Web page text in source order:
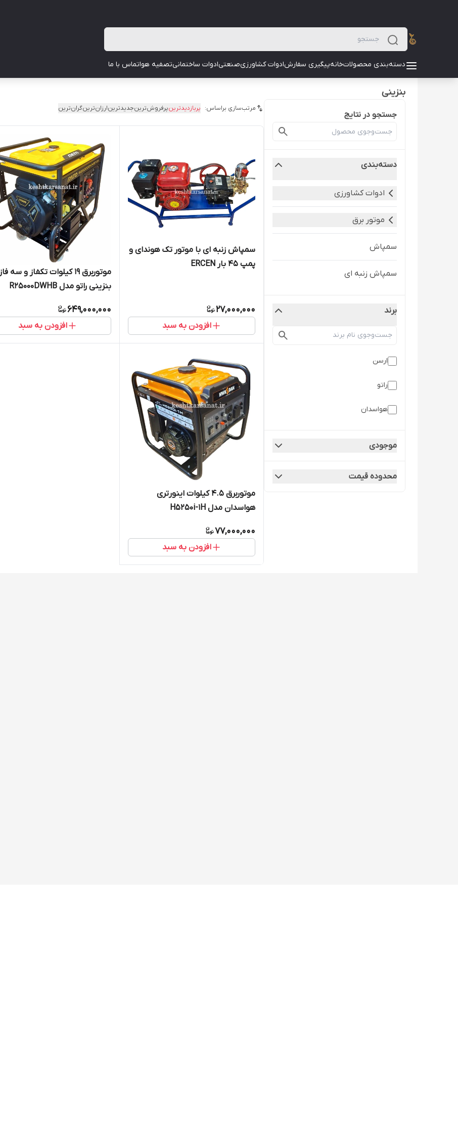
دسته‌بندی محصولاتخانهپیگیری سفارشادوات کشاورزیصنعتیادوات ساختمانیتصفیه هواتماس با ما
بنزینی
جستجو در نتایج
دسته‌بندی
ادوات کشاورزی
موتور برق
سمپاش
سمپاش زنبه ای
برند
ارسن
راتو
هواسدان
موجودی
محدوده قیمت
مرتب‌سازی براساس: پربازدیدترینپرفروش‌ترینجدیدترینارزان‌ترینگران‌ترین
سمپاش زنبه ای با موتور تک هوندای و
پمپ 45 بار ERCEN
27,000,000
افزودن به سبد
موتوربرق 19 کیلوات تکفاز و سه فاز
بنزینی راتو مدل R25000DWHB
649,000,000
افزودن به سبد
موتوربرق 4.5 کیلوات اینورتری
هواسدان مدل H5250i-1H
77,000,000
افزودن به سبد